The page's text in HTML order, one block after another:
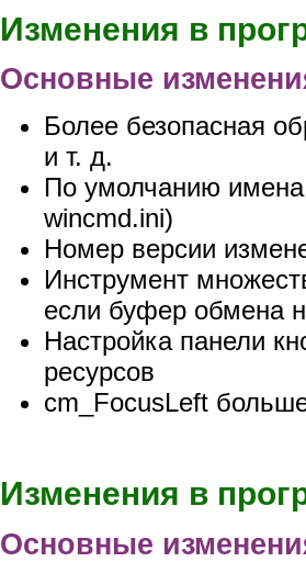
Изменения в
Основные
Более безопасная
и т. д.
По умолчанию
wincmd.ini)
Номер версии
Инструмент
если буфер обмена
Настройка панели
ресурсов
cm_FocusLeft
Изменения в
Основные